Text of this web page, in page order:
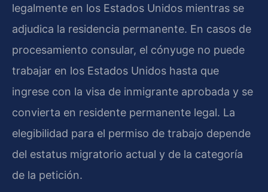
legalmente en los Estados Unidos mientras se
adjudica la residencia permanente. En casos de
procesamiento consular, el cónyuge no puede
trabajar en los Estados Unidos hasta que
ingrese con la visa de inmigrante aprobada y se
convierta en residente permanente legal. La
elegibilidad para el permiso de trabajo depende
del estatus migratorio actual y de la categoría
de la petición.